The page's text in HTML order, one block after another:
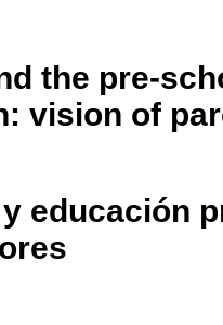
the pre-
vision of
educación